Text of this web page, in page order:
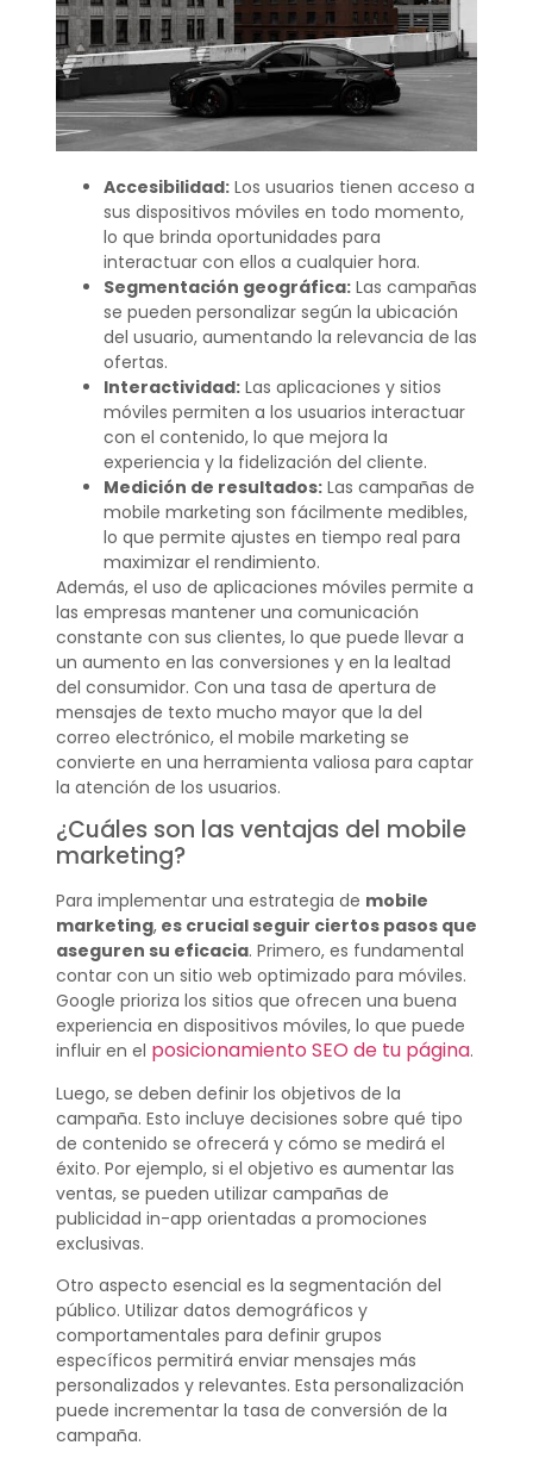
Accesibilidad:Los usuarios tienen acceso a
sus dispositivos móviles en todo momento,
lo que brinda oportunidades para
interactuar con ellos a cualquier hora.
Segmentación geográfica:Las campañas
se pueden personalizar según la ubicación
del usuario, aumentando la relevancia de las
ofertas.
Interactividad:Las aplicaciones y sitios
móviles permiten a los usuarios interactuar
con el contenido, lo que mejora la
experiencia y la fidelización del cliente.
Medición de resultados:Las campañas de
mobile marketing son fácilmente medibles,
lo que permite ajustes en tiempo real para
maximizar el rendimiento.
Además, el uso de aplicaciones móviles permite a
las empresas mantener una comunicación
constante con sus clientes, lo que puede llevar a
un aumento en las conversiones y en la lealtad
del consumidor. Con una tasa de apertura de
mensajes de texto mucho mayor que la del
correo electrónico, el mobile marketing se
convierte en una herramienta valiosa para captar
la atención de los usuarios.
¿Cuáles son las ventajas del mobile
marketing?
Para implementar una estrategia de mobile
marketing,es crucial seguir ciertos pasos que
aseguren su eficacia. Primero, es fundamental
contar con un sitio web optimizado para móviles.
Google prioriza los sitios que ofrecen una buena
experiencia en dispositivos móviles, lo que puede
influir en el posicionamiento SEO de tu página.
Luego, se deben definir los objetivos de la
campaña. Esto incluye decisiones sobre qué tipo
de contenido se ofrecerá y cómo se medirá el
éxito. Por ejemplo, si el objetivo es aumentar las
ventas, se pueden utilizar campañas de
publicidad in-app orientadas a promociones
exclusivas.
Otro aspecto esencial es la segmentación del
público. Utilizar datos demográficos y
comportamentales para definir grupos
específicos permitirá enviar mensajes más
personalizados y relevantes. Esta personalización
puede incrementar la tasa de conversión de la
campaña.